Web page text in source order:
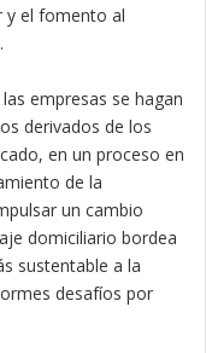
y el fomento al
empresas se hagan
derivados de los
en un proceso en
de la
un cambio
domiciliario bordea
sustentable a la
desafíos por